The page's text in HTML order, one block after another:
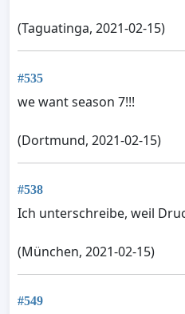
(Taguatinga, 2021-02-15)
#535
we want season 7!!!
(Dortmund, 2021-02-15)
#538
Ich unterschreibe, weil
(München, 2021-02-15)
#549